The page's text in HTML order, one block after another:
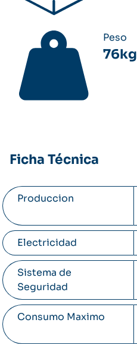
Peso
76kg
Ficha Técnica
Produccion
Electricidad
Sistema de
Seguridad
Consumo Maximo